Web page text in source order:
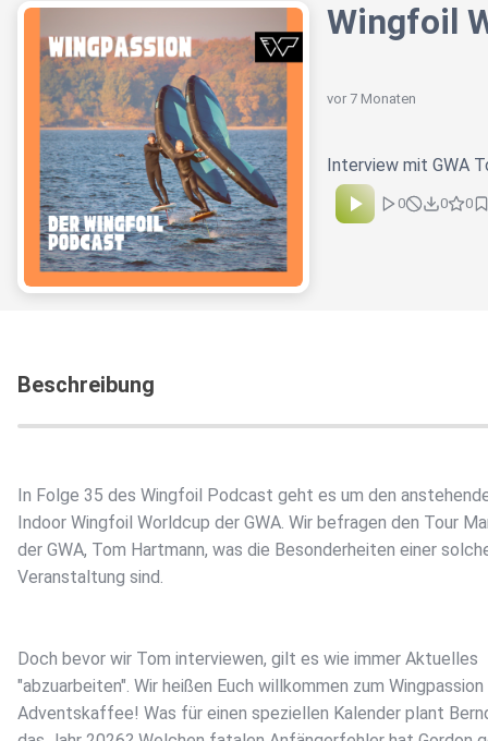
Wingfoil
vor 7 Monaten
Interview mit GWA
0 0 0
Beschreibung
In Folge 35 des Wingfoil Podcast geht es um den
Indoor Wingfoil Worldcup der GWA. Wir befragen den Tour
der GWA, Tom Hartmann, was die Besonderheiten einer
Veranstaltung sind.
Doch bevor wir Tom interviewen, gilt es wie immer Aktuelles
"abzuarbeiten". Wir heißen Euch willkommen zum Wingpassion
Adventskaffee! Was für einen speziellen Kalender plant